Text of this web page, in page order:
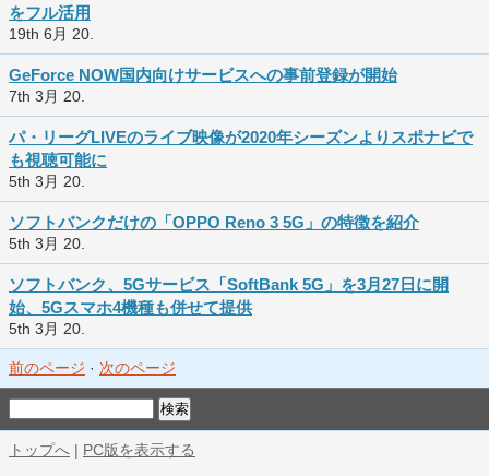
をフル活用
19th 6月 20.
GeForce NOW国内向けサービスへの事前登録が開始
7th 3月 20.
パ・リーグLIVEのライブ映像が2020年シーズンよりスポナビで
も視聴可能に
5th 3月 20.
ソフトバンクだけの「OPPO Reno 3 5G」の特徴を紹介
5th 3月 20.
ソフトバンク、5Gサービス「SoftBank 5G」を3月27日に開
始、5Gスマホ4機種も併せて提供
5th 3月 20.
前のページ · 次のページ
トップへ | PC版を表示する